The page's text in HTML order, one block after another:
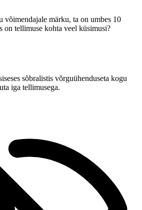
märku, ta on umbes 10
on tellimuse kohta veel küsimusi?
juhtpaneelile kohe pärast selle lõppemist,
lisa kassas Streaming.
sõbralistis võrguühenduseta kogu
iga tellimusega.